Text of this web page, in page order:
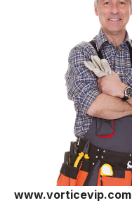
www.vorticevip.com